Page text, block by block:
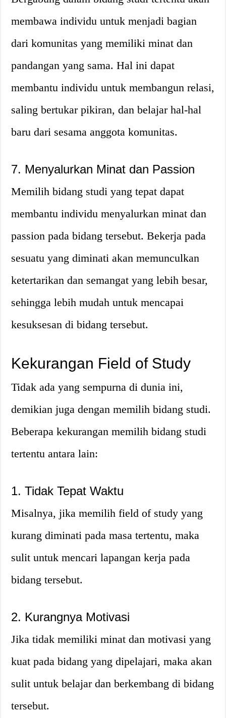
membawa individu untuk menjadi bagian
dari komunitas yang memiliki minat dan
pandangan yang sama. Hal ini dapat
membantu individu untuk membangun relasi,
saling bertukar pikiran, dan belajar hal-hal
baru dari sesama anggota komunitas.
7. Menyalurkan Minat dan Passion
Memilih bidang studi yang tepat dapat
membantu individu menyalurkan minat dan
passion pada bidang tersebut. Bekerja pada
sesuatu yang diminati akan memunculkan
ketertarikan dan semangat yang lebih besar,
sehingga lebih mudah untuk mencapai
kesuksesan di bidang tersebut.
Kekurangan Field of Study
Tidak ada yang sempurna di dunia ini,
demikian juga dengan memilih bidang studi.
Beberapa kekurangan memilih bidang studi
tertentu antara lain:
1. Tidak Tepat Waktu
Misalnya, jika memilih field of study yang
kurang diminati pada masa tertentu, maka
sulit untuk mencari lapangan kerja pada
bidang tersebut.
2. Kurangnya Motivasi
Jika tidak memiliki minat dan motivasi yang
kuat pada bidang yang dipelajari, maka akan
sulit untuk belajar dan berkembang di bidang
tersebut.